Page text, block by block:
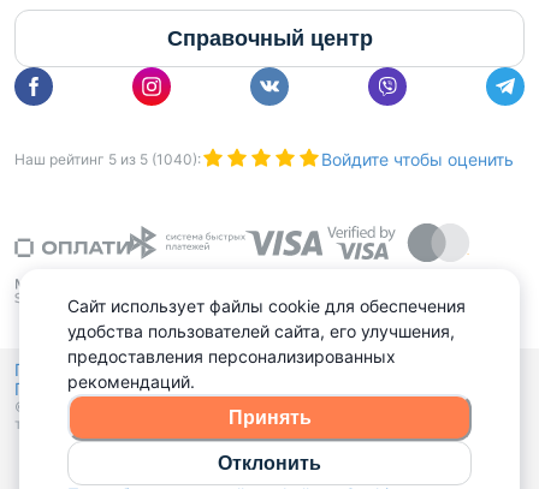
Справочный центр
Наш рейтинг 5 из 5 (1040): Войдите чтобы оценить
Политика конфиденциальности,
Политика обработки файлов куки
© 2015 - 2026, Domovita.by. Копирование материалов допускается
только при наличии активной ссылки.
Сайт использует файлы cookie для обеспечения
удобства пользователей сайта, его улучшения,
предоставления персонализированных
рекомендаций.
Принять
Отклонить